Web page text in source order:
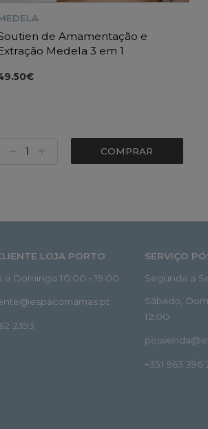
de Amamentação e
Medela 3 em 1
COMPRAR
LOJA PORTO
a Domingo 10:00 › 19:00
2393
SERVIÇO
Segunda a
Sábado,
12:00
+351 963 396